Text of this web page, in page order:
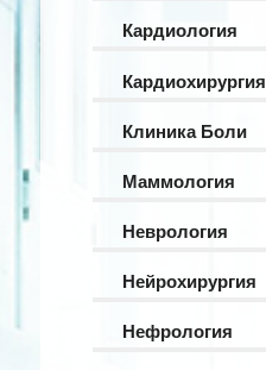
Кардиология
Кардиохирургия
Клиника Боли
Маммология
Неврология
Нейрохирургия
Нефрология